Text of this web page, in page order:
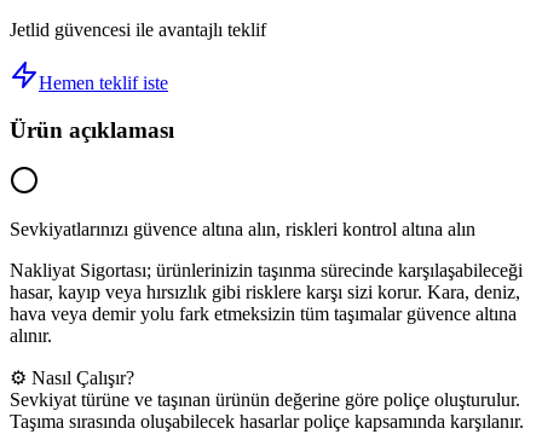
Jetlid güvencesi ile avantajlı teklif
Hemen teklif iste
Ürün açıklaması
Sevkiyatlarınızı güvence altına alın, riskleri kontrol altına alın
Nakliyat Sigortası; ürünlerinizin taşınma sürecinde karşılaşabileceği
hasar, kayıp veya hırsızlık gibi risklere karşı sizi korur. Kara, deniz,
hava veya demir yolu fark etmeksizin tüm taşımalar güvence altına
alınır.
⚙️ Nasıl Çalışır?
Sevkiyat türüne ve taşınan ürünün değerine göre poliçe oluşturulur.
Taşıma sırasında oluşabilecek hasarlar poliçe kapsamında karşılanır.